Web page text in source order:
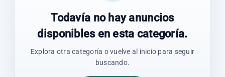
Todavía no hay anuncios
disponibles en esta categoría.
Explora otra categoría o vuelve al inicio para seguir
buscando.